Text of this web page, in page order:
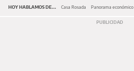
HOY HABLAMOS DE... Casa Rosada Panorama económico